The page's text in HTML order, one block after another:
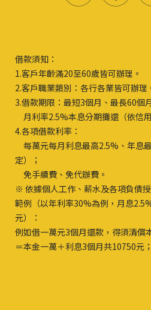
借款須知：
1.客戶年齡滿20至60歲皆可辦理。
2.客戶職業類別：各行各業皆可辦理
3.借款期限：最短3個月、最長60個
月利率2.5%本息分期攤還（依信
4.各項借款利率：
每萬元每月利息最高2.5%、年息
定）；
免手續費、免代辦費。
※ 依據個人工作、薪水及各項負債
範例（以年利率30%為例，月息
元）：
例如借一萬元3個月還款，得須清償
＝本金一萬＋利息3個月共10750元